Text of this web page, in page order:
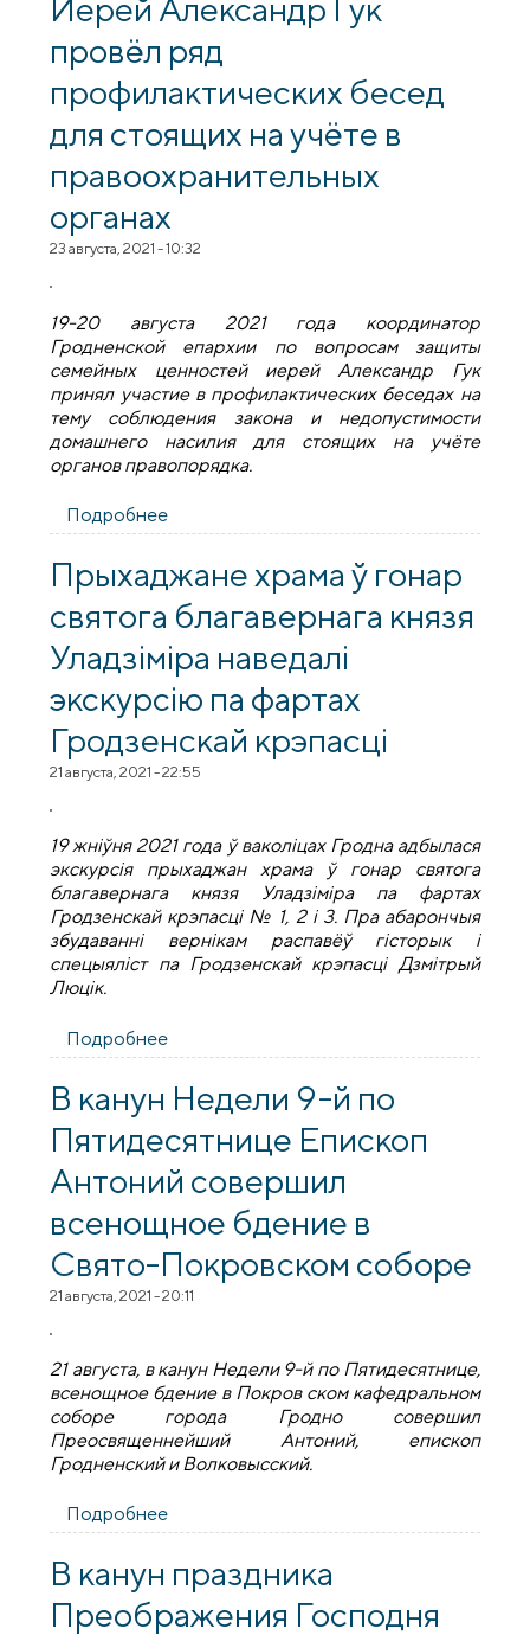
Иерей Александр Гук
провёл ряд
профилактических бесед
для стоящих на учёте в
правоохранительных
органах
23 августа, 2021 - 10:32
19-20 августа 2021 года координатор
Гродненской епархии по вопросам защиты
семейных ценностей иерей Александр Гук
принял участие в профилактических беседах на
тему соблюдения закона и недопустимости
домашнего насилия для стоящих на учёте
органов правопорядка.
Подробнее
профилактических бесед для стоящих на
учёте в правоохранительных органах
Прыхаджане храма ў гонар
святога благавернага князя
Уладзiмiра наведалі
экскурсію па фартах
Гродзенскай крэпасці
21 августа, 2021 - 22:55
19 жніўня 2021 года ў ваколіцах Гродна адбылася
экскурсія прыхаджан храма ў гонар святога
благавернага князя Уладзiмiра па фартах
Гродзенскай крэпасці № 1, 2 і 3. Пра абарончыя
збудаванні вернiкам распавёў гісторык і
спецыяліст па Гродзенскай крэпасці Дзмітрый
Люцік.
Подробнее
благавернага князя Уладзiмiра наведалі
экскурсію па фартах Гродзенскай
крэпасці
В канун Недели 9-й по
Пятидесятнице Епископ
Антоний совершил
всенощное бдение в
Свято-Покровском соборе
21 августа, 2021 - 20:11
21 августа, в канун Недели 9-й по Пятидесятнице,
всенощное бдение в Покров ском кафедральном
соборе города Гродно совершил
Преосвященнейший Антоний, епископ
Гродненский и Волковысский.
Подробнее
Епископ Антоний совершил всенощное
В канун праздника
Преображения Господня